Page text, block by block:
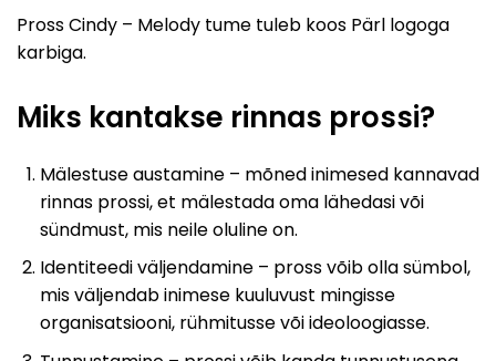
Pross Cindy – Melody tume tuleb koos Pärl logoga
karbiga.
Miks kantakse rinnas prossi?
Mälestuse austamine – mõned inimesed kannavad
rinnas prossi, et mälestada oma lähedasi või
sündmust, mis neile oluline on.
Identiteedi väljendamine – pross võib olla sümbol,
mis väljendab inimese kuuluvust mingisse
organisatsiooni, rühmitusse või ideoloogiasse.